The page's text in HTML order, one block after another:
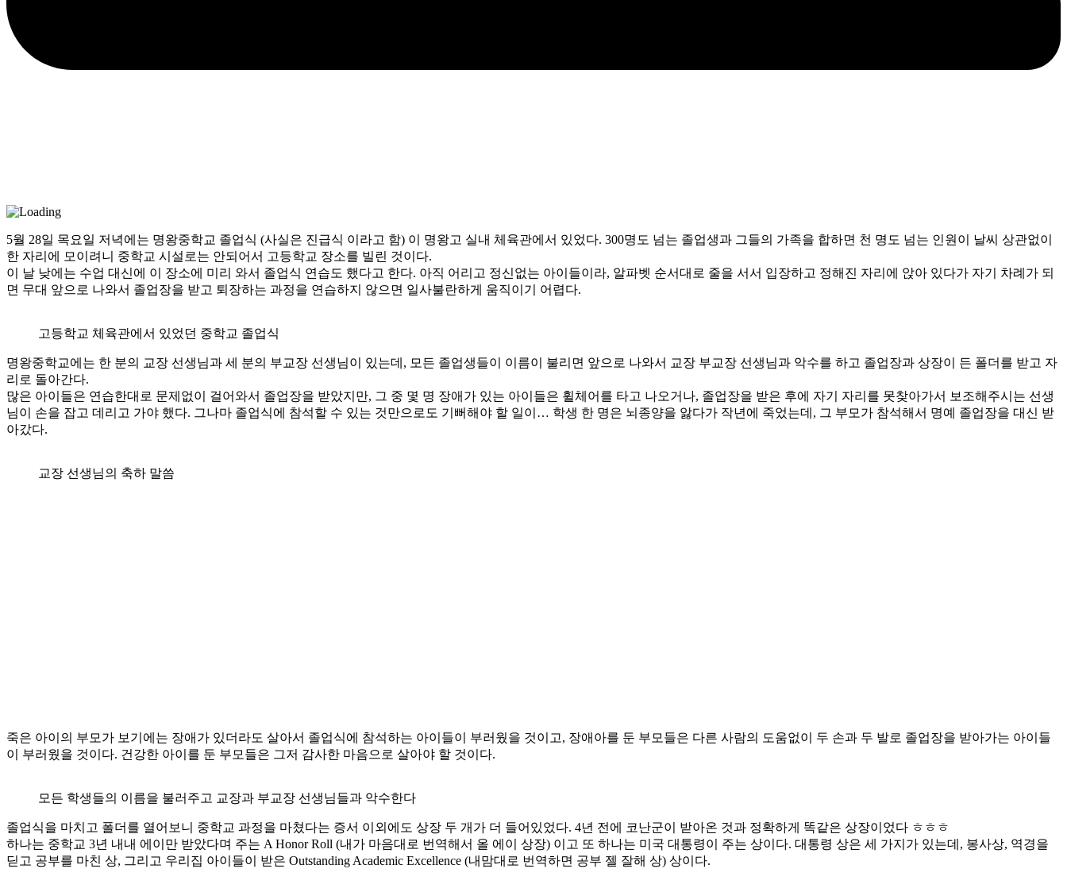
5월 28일 목요일 저녁에는 명왕중학교 졸업식 (사실은 진급식 이라고 함) 이 명왕고 실내 체육관에서 있었다. 300명도 넘는 졸업생과 그들의 가족을 합하면 천 명도 넘는 인원이 날씨 상관없이
한 자리에 모이려니 중학교 시설로는 안되어서 고등학교 장소를 빌린 것이다.
이 날 낮에는 수업 대신에 이 장소에 미리 와서 졸업식 연습도 했다고 한다. 아직 어리고 정신없는 아이들이라, 알파벳 순서대로 줄을 서서 입장하고 정해진 자리에 앉아 있다가 자기 차례가 되
면 무대 앞으로 나와서 졸업장을 받고 퇴장하는 과정을 연습하지 않으면 일사불란하게 움직이기 어렵다.
고등학교 체육관에서 있었던 중학교 졸업식
명왕중학교에는 한 분의 교장 선생님과 세 분의 부교장 선생님이 있는데, 모든 졸업생들이 이름이 불리면 앞으로 나와서 교장 부교장 선생님과 악수를 하고 졸업장과 상장이 든 폴더를 받고 자
리로 돌아간다.
많은 아이들은 연습한대로 문제없이 걸어와서 졸업장을 받았지만, 그 중 몇 명 장애가 있는 아이들은 휠체어를 타고 나오거나, 졸업장을 받은 후에 자기 자리를 못찾아가서 보조해주시는 선생
님이 손을 잡고 데리고 가야 했다. 그나마 졸업식에 참석할 수 있는 것만으로도 기뻐해야 할 일이… 학생 한 명은 뇌종양을 앓다가 작년에 죽었는데, 그 부모가 참석해서 명예 졸업장을 대신 받
아갔다.
교장 선생님의 축하 말씀
죽은 아이의 부모가 보기에는 장애가 있더라도 살아서 졸업식에 참석하는 아이들이 부러웠을 것이고, 장애아를 둔 부모들은 다른 사람의 도움없이 두 손과 두 발로 졸업장을 받아가는 아이들
이 부러웠을 것이다. 건강한 아이를 둔 부모들은 그저 감사한 마음으로 살아야 할 것이다.
모든 학생들의 이름을 불러주고 교장과 부교장 선생님들과 악수한다
졸업식을 마치고 폴더를 열어보니 중학교 과정을 마쳤다는 증서 이외에도 상장 두 개가 더 들어있었다. 4년 전에 코난군이 받아온 것과 정확하게 똑같은 상장이었다 ㅎㅎㅎ
하나는 중학교 3년 내내 에이만 받았다며 주는 A Honor Roll (내가 마음대로 번역해서 올 에이 상장) 이고 또 하나는 미국 대통령이 주는 상이다. 대통령 상은 세 가지가 있는데, 봉사상, 역경을
딛고 공부를 마친 상, 그리고 우리집 아이들이 받은 Outstanding Academic Excellence (내맘대로 번역하면 공부 젤 잘해 상) 상이다.